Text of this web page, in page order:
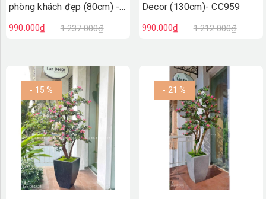
phòng khách đẹp (80cm) -
990.000₫ 1.237.000₫
Decor (130cm)- CC959
990.000₫ 1.212.000₫
- 15 % - 21 %